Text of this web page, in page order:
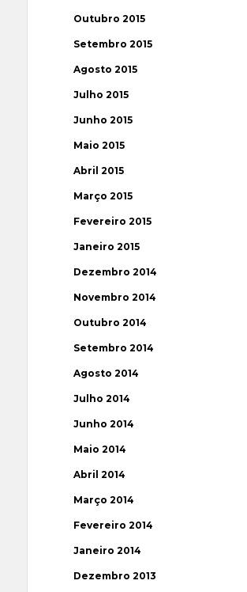
Outubro 2015
Setembro 2015
Agosto 2015
Julho 2015
Junho 2015
Maio 2015
Abril 2015
Março 2015
Fevereiro 2015
Janeiro 2015
Dezembro 2014
Novembro 2014
Outubro 2014
Setembro 2014
Agosto 2014
Julho 2014
Junho 2014
Maio 2014
Abril 2014
Março 2014
Fevereiro 2014
Janeiro 2014
Dezembro 2013